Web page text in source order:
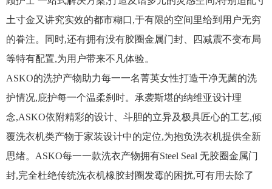
土寸金又讲究实效的都市糊口,于有限的空间里给到用户无穷
的眷注。同时,还有拥有没有胶圈金属门封、四减震不变布局
等特有配置,为用户带来不凡体验。
ASKO的洗护产物助力每一一名菁英女性打造干净无菌的洗
护情况,庇护每一个温柔刹时。承袭斯堪的纳维亚设计理
念,ASKO依附精彩的设计、斗胆的立异及极具匠心的工艺,倾
覆洗衣机类产物于家装设计中的定位,为抱负洗衣机提供全新
思绪。ASKO每一一款洗衣产物拥有Steel Seal 无胶圈金属门
封,完全杜绝传统洗衣机橡胶封圈发霉的困扰,可有用去除了